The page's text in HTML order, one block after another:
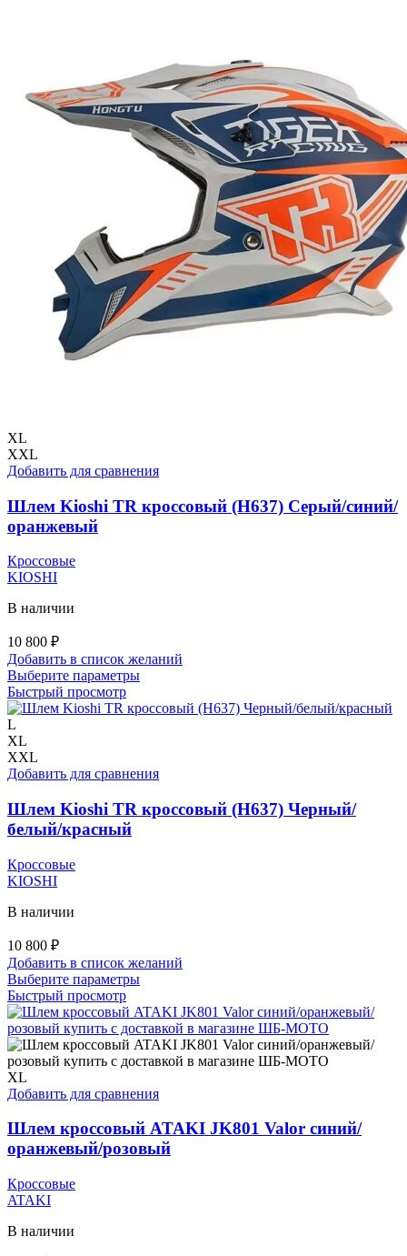
можно
выбрать
странице
товара.
XL
XXL
Добавить для сравнения
Шлем Kioshi TR кроссовый (H637) Серый/синий/
оранжевый
Кроссовые
KIOSHI
В наличии
10 800 ₽
Добавить в список желаний
Выберите параметрыЭтот
имеет
можно
на
странице
Быстрый просмотр
L
XL
XXL
Добавить для сравнения
Шлем Kioshi TR кроссовый (H637) Черный/
белый/красный
Кроссовые
KIOSHI
В наличии
10 800 ₽
Добавить в список желаний
Выберите параметрыЭтот
имеет
несколько
вариаций.
Опции
выбрать
странице
товара.
Быстрый просмотр
XL
Добавить для сравнения
Шлем кроссовый ATAKI JK801 Valor синий/
оранжевый/розовый
Кроссовые
ATAKI
В наличии